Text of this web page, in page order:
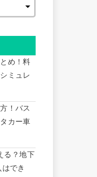
め！料
ミュレ
！バス
カー車
る？地下
でき